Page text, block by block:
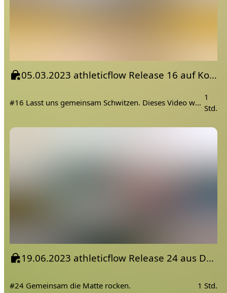
05.03.2023 athleticflow Release 16 auf Koh Lanta im Palmenpark
#16 Lasst uns gemeinsam Schwitzen. Dieses Video wurde auf Koh Lanta aufgenommen.
1
Std.
19.06.2023 athleticflow Release 24 aus Deutschland
#24 Gemeinsam die Matte rocken. 1 Std.